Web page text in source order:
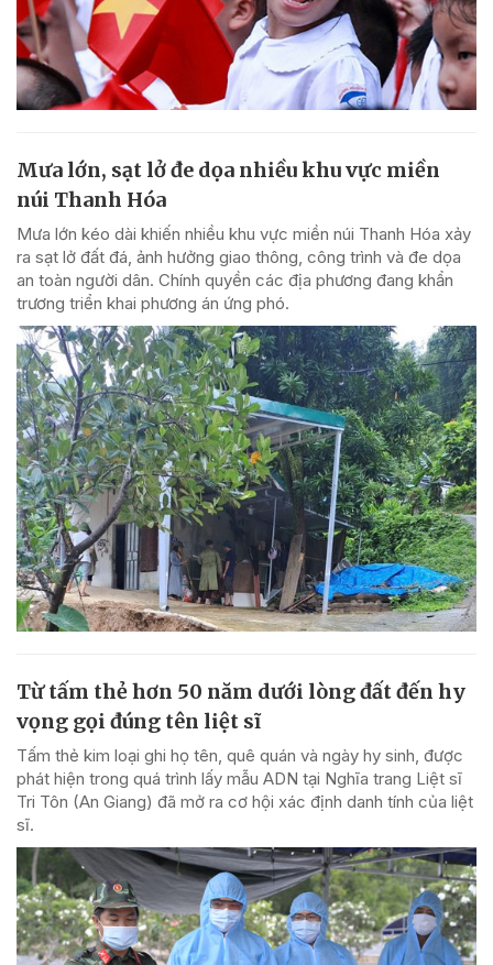
Mưa lớn, sạt lở đe dọa nhiều khu vực miền
núi Thanh Hóa
Mưa lớn kéo dài khiến nhiều khu vực miền núi Thanh Hóa xảy
ra sạt lở đất đá, ảnh hưởng giao thông, công trình và đe dọa
an toàn người dân. Chính quyền các địa phương đang khẩn
trương triển khai phương án ứng phó.
Từ tấm thẻ hơn 50 năm dưới lòng đất đến hy
vọng gọi đúng tên liệt sĩ
Tấm thẻ kim loại ghi họ tên, quê quán và ngày hy sinh, được
phát hiện trong quá trình lấy mẫu ADN tại Nghĩa trang Liệt sĩ
Tri Tôn (An Giang) đã mở ra cơ hội xác định danh tính của liệt
sĩ.